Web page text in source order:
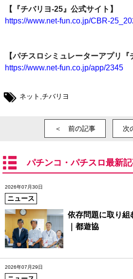
【『チバリヨ-25』公式サイト】
https://www.net-fun.co.jp/CBR-
【パチスロシミュレーターアプリ『
https://www.net-fun.co.jp/app/2345
ネット ,チバリヨ
＜ 前の記事 次
パチンコ・パチスロ最新
2026年07月30日
ニュース
依存問題に取り組
｜都遊協
2026年07月29日